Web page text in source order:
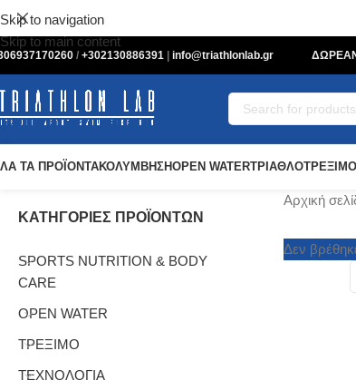
Skip to navigation
Skip to main content
/ +302130886391 info@triathlonlab.gr ΔΩΡΕΑΝ
ΤΑ ΠΡΟΪΟΝΤΑΚΟΛΥΜΒΗΣΗOPEN WATERΤΡΙΑΘΛΟΤΡΕΞΙΜΟ
ΚΑΤΗΓΟΡΙΕΣ ΠΡΟΪΟΝΤΩΝ
SPORTS NUTRITION & BODY
CARE
OPEN WATER
ΤΡΕΞΙΜΟ
ΤΕΧΝΟΛΟΓΙΑ
Αρχική
Δεν